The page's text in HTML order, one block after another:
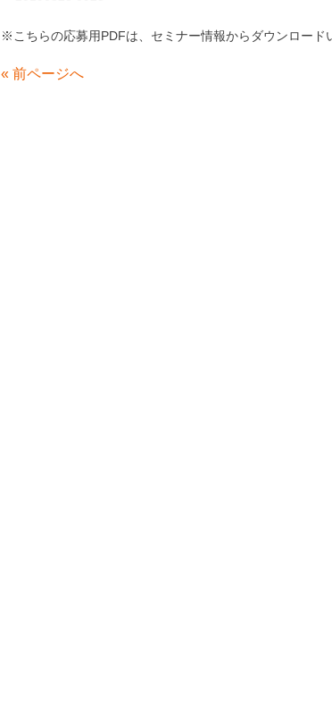
※こちらの応募用PDFは、セミナー情報からダウンロード
« 前ページへ